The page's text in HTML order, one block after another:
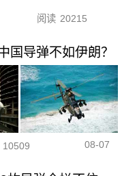
阅读 20215
国导弹不如伊朗？
10509 08-07